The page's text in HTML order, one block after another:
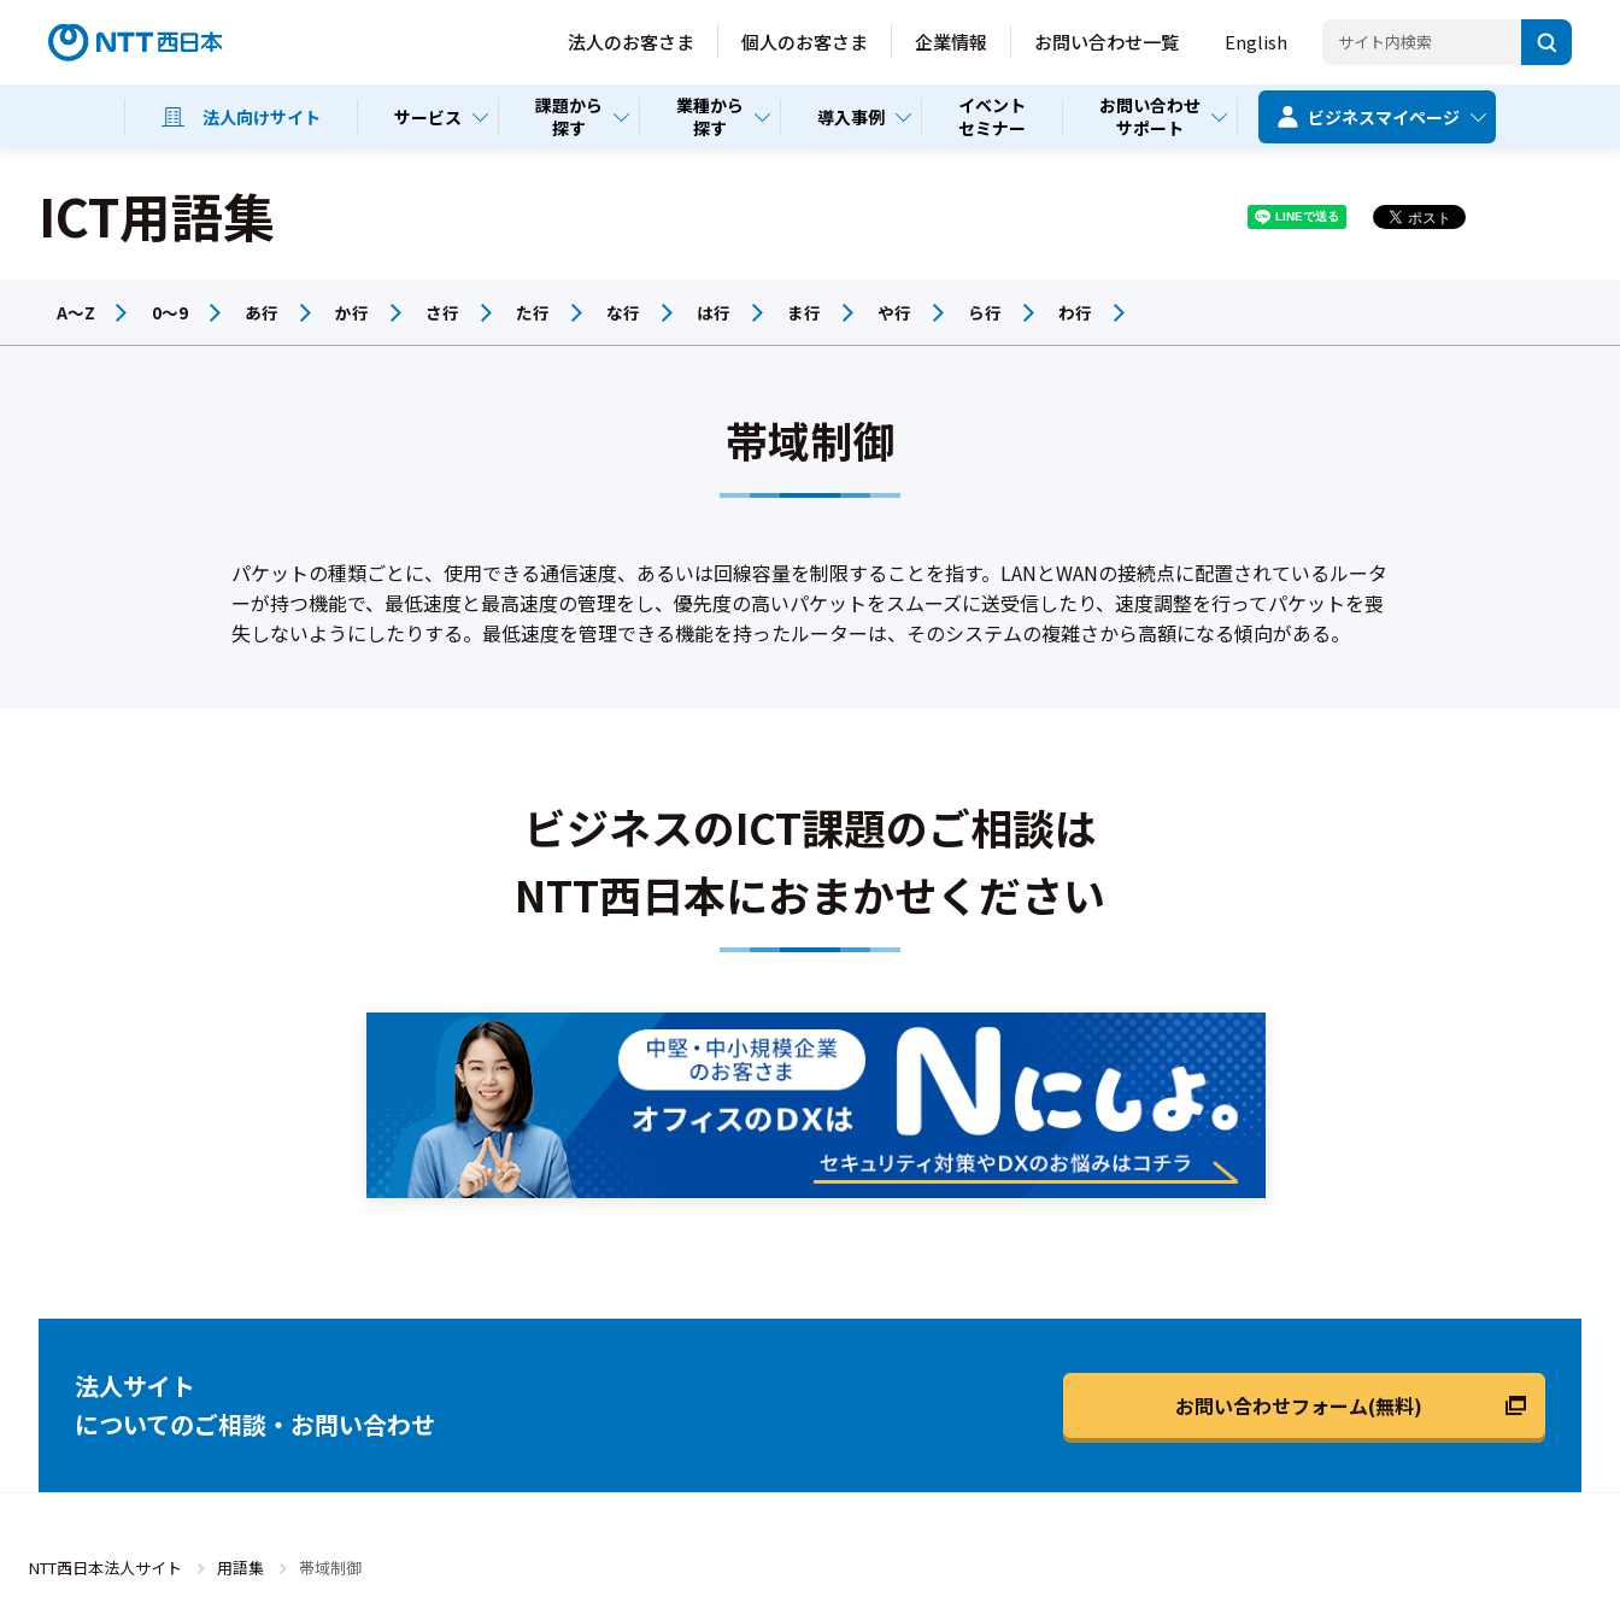
法人のお客さま 個人のお客さま 企業情報 お問い合わせ一覧 English
法人向けサイト サービス
課題から
探す
業種から
探す
導入事例
イベント
セミナー
お問い合わせ
サポート
ビジネスマイページ
ICT用語集
A～Z 0～9 あ行 か行 さ行 た行 な行 は行 ま行 や行 ら行 わ行
帯域制御
パケットの種類ごとに、使用できる通信速度、あるいは回線容量を制限することを指す。LANとWANの接続点に配置されているルータ
ーが持つ機能で、最低速度と最高速度の管理をし、優先度の高いパケットをスムーズに送受信したり、速度調整を行ってパケットを喪
失しないようにしたりする。最低速度を管理できる機能を持ったルーターは、そのシステムの複雑さから高額になる傾向がある。
ビジネスのICT課題のご相談は
NTT西日本におまかせください
法人サイト
についてのご相談・お問い合わせ
お問い合わせフォーム(無料)
NTT西日本法人サイト 用語集 帯域制御